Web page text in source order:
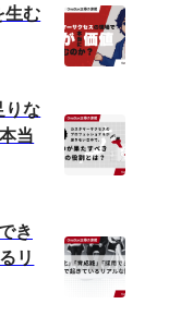
生む
りな
当
き
リ